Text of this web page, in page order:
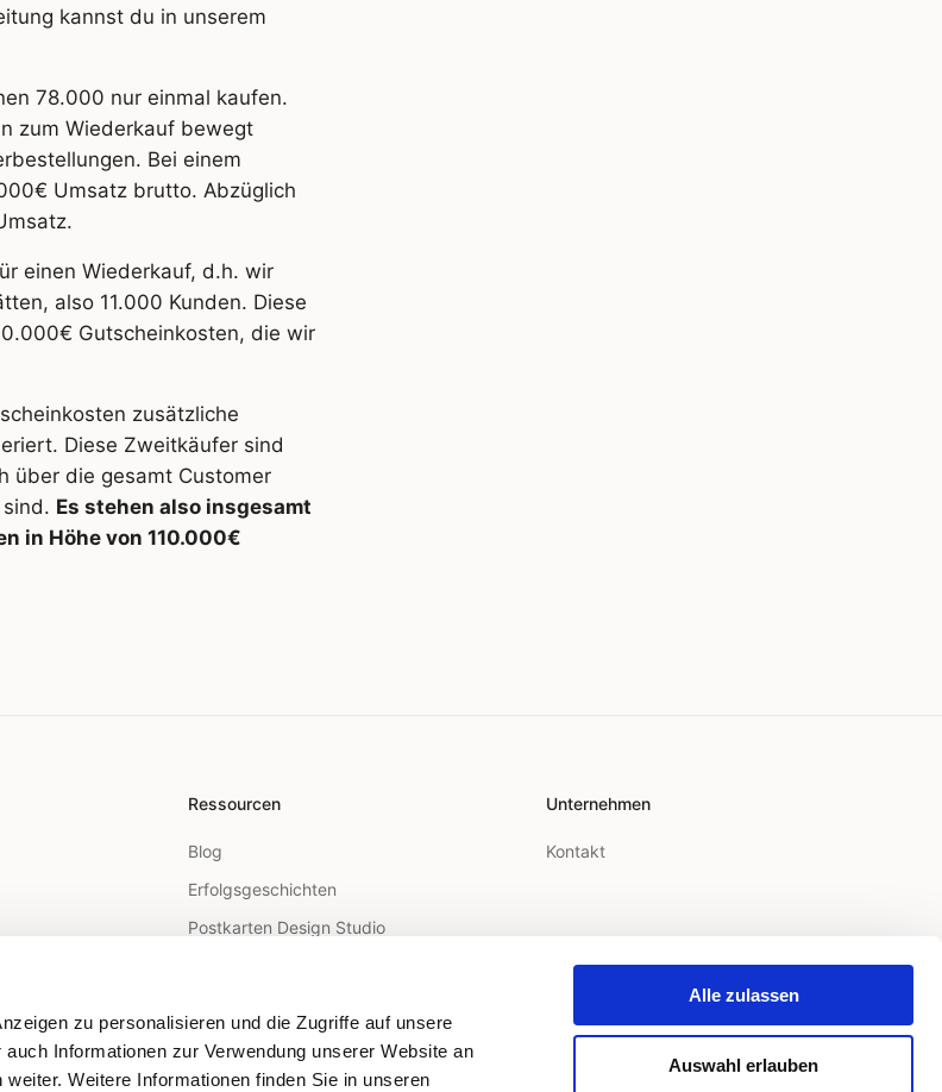
zu personalisieren und die Zugriffe auf unsere
Informationen zur Verwendung unserer Website an
Weitere Informationen finden Sie in unseren
Alle zulassen
Auswahl erlauben
kannst du in unserem
78.000 nur einmal kaufen.
zum Wiederkauf bewegt
Bei einem
Umsatz brutto. Abzüglich
einen Wiederkauf, d.h. wir
also 11.000 Kunden. Diese
Gutscheinkosten, die wir
zusätzliche
Diese Zweitkäufer sind
über die gesamt Customer
Es stehen also insgesamt
in Höhe von 110.000€
Ressourcen
Blog
Erfolgsgeschichten
Postkarten Design Studio
Unternehmen
Kontakt